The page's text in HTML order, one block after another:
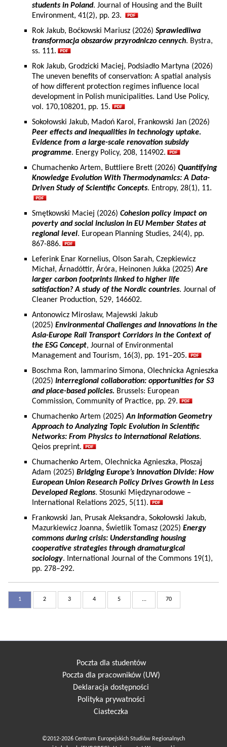
students in Poland. Journal of Housing and the Built
Environment, 41(2), pp. 23.
Rok Jakub, Boćkowski Mariusz (2026) Sprawiedliwa
transformacja obszarów przyrodniczo cennych. Bystra,
ss. 111.
Rok Jakub, Grodzicki Maciej, Podsiadło Martyna (2026)
The uneven benefits of conservation: A spatial analysis
of how different protection regimes influence local
development in Polish municipalities. Land Use Policy,
vol. 170,108201, pp. 15.
Sokołowski Jakub, Madoń Karol, Frankowski Jan (2026)
Peer effects and inequalities in technology uptake.
Evidence from a large-scale renovation subsidy
programme. Energy Policy, 208, 114902.
Chumachenko Artem, Buttliere Brett (2026) Quantifying
Knowledge Evolution With Thermodynamics: A Data-
Driven Study of Scientific Concepts. Entropy, 28(1), 11.
Smętkowski Maciej (2026) Cohesion policy impact on
poverty and social inclusion in EU Member States at
regional level. European Planning Studies, 24(4), pp.
867-886.
Leferink Enar Kornelius, Olson Sarah, Czepkiewicz
Michał, Árnadóttir, Áróra, Heinonen Jukka (2025)Are
larger carbon footprints linked to higher life
satisfaction? A study of the Nordic countries. Journal of
Cleaner Production, 529, 146602.
Antonowicz Mirosław, Majewski Jakub
(2025) Environmental Challenges and Innovations in the
Asia-Europe Rail Transport Corridors in the Context of
the ESG Concept, Journal of Environmental
Management and Tourism, 16(3), pp. 191–205.
Boschma Ron, Iammarino Simona, Olechnicka Agnieszka
(2025) Interregional collaboration: opportunities for S3
and place-based policies. Brussels: European
Commission, Community of Practice, pp. 29.
Chumachenko Artem (2025)An Information Geometry
Approach to Analyzing Topic Evolution in Scientific
Networks: From Physics to International Relations.
Qeios preprint.
Chumachenko Artem, Olechnicka Agnieszka, Płoszaj
Adam (2025) Bridging Europe’s Innovation Divide: How
European Union Research Policy Drives Growth in Less
Developed Regions. Stosunki Międzynarodowe –
International Relations 2025, 5(11).
Frankowski Jan, Prusak Aleksandra, Sokołowski Jakub,
Mazurkiewicz Joanna, Świetlik Tomasz (2025) Energy
commons during crisis: Understanding housing
cooperative strategies through dramaturgical
sociology. International Journal of the Commons 19(1),
pp. 278–292.
1 2 3 4 5 ... 70
Poczta dla studentów
Poczta dla pracowników (UW)
Deklaracja dostępności
Polityka prywatności
Ciasteczka
©2012-2026 Centrum Europejskich Studiów Regionalnych